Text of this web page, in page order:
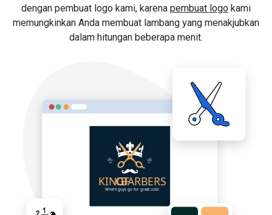
dengan pembuat logo kami, karena pembuat logo kami
memungkinkan Anda membuat lambang yang menakjubkan
dalam hitungan beberapa menit.